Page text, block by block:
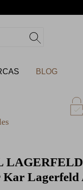
BLOG
LAGERFELD
Lagerfeld